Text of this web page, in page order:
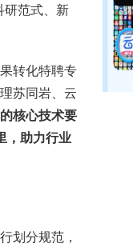
研范式、新
转化特聘专
苏同岩、云
核心技术要
，助力行业
划分规范，